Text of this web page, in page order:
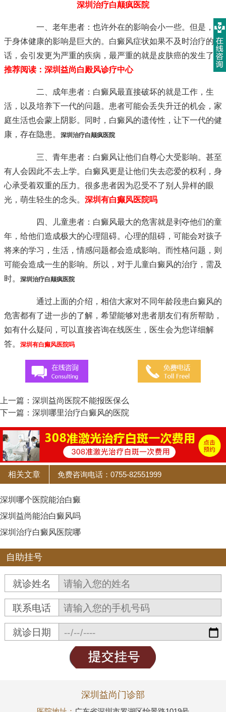
深圳治疗白颠疯医院
一、老年患者：也许外在的影响会小一些。但是，对
于身体健康的影响是巨大的。白癜风症状如果不及时治疗的
话，会引发更为严重的疾病，最严重的就是皮肤癌的发生了。
推荐阅读： 深圳益尚白殿风诊疗中心
二、成年患者：白癜风最直接破坏的就是工作，生
活，以及培养下一代的问题。患者可能会丢失升迁的机会，家
庭生活也会蒙上阴影。同时，白癜风的遗传性，让下一代的健
康，存在隐患。
深圳治疗白颠疯医院
三、青年患者：白癜风让他们自尊心大受影响。甚至
有人会因此不去上学。白癜风更是让他们失去恋爱的权利，身
心承受着双重的压力。很多患者因为忍受不了别人异样的眼
光，萌生轻生的念头。 深圳有白癫风医院吗
四、儿童患者：白癜风最大的危害就是剥夺他们的童
年，给他们造成极大的心理阻碍。心理的阻碍，可能会对孩子
将来的学习，生活，情感问题都会造成影响。而性格问题，则
可能会造成一生的影响。所以，对于儿童白癜风的治疗，需及
时。
深圳治疗白颠疯医院
通过上面的介绍，相信大家对不同年龄段患白癜风的
危害都有了进一步的了解，希望能够对患者朋友们有所帮助，
如有什么疑问，可以直接咨询在线医生，医生会为您详细解
答。
深圳有白癫风医院吗
上一篇： 深圳益尚医院不能报医保么
下一篇： 深圳哪里治疗白癜风的医院
相关文章 免费咨询电话：0755-82551999
深圳哪个医院能治白癜
深圳益尚能治白癜风吗
深圳治疗白癜风医院哪
自助挂号
就诊姓名
联系电话
就诊日期
深圳益尚门诊部